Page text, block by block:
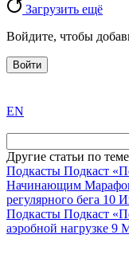
Загрузить ещё
Войдите, чтобы
Войти
the
division
agent
watch
replica
showcases
substantial
areas.
EN
Другие статьи по теме
Подкасты Подкаст
Начинающим
регулярного бега 10
Подкасты Подкаст
аэробной нагрузке 9